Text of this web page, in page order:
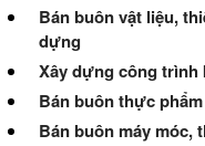
Bán buôn vật liệu,
dựng
Xây dựng công trình
Bán buôn thực phẩm
Bán buôn máy móc,